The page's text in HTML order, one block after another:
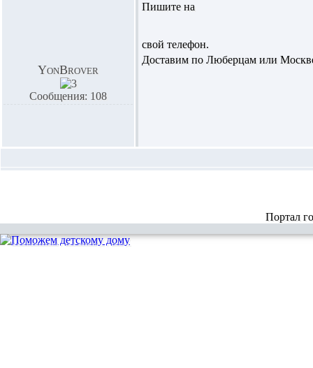
YonBrover
Сообщения: 108
Пишите на
свой телефон.
Доставим по Люберцам или
Портал